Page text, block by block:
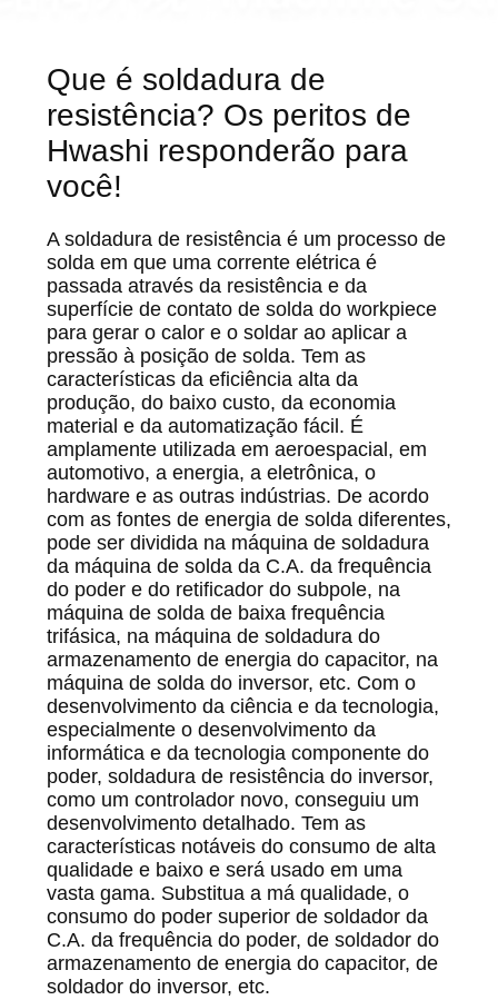
CASOS
BLOGUE
PEÇA
UMAS
CITAÇÕES
MAPA
DO
SITE
POLÍTICA
PRIVACIDADE
Que é soldadura de
resistência? Os peritos de
Hwashi responderão para
você!
A soldadura de resistência é um processo de
solda em que uma corrente elétrica é
passada através da resistência e da
superfície de contato de solda do workpiece
para gerar o calor e o soldar ao aplicar a
pressão à posição de solda. Tem as
características da eficiência alta da
produção, do baixo custo, da economia
material e da automatização fácil. É
amplamente utilizada em aeroespacial, em
automotivo, a energia, a eletrônica, o
hardware e as outras indústrias. De acordo
com as fontes de energia de solda diferentes,
pode ser dividida na máquina de soldadura
da máquina de solda da C.A. da frequência
do poder e do retificador do subpole, na
máquina de solda de baixa frequência
trifásica, na máquina de soldadura do
armazenamento de energia do capacitor, na
máquina de solda do inversor, etc. Com o
desenvolvimento da ciência e da tecnologia,
especialmente o desenvolvimento da
informática e da tecnologia componente do
poder, soldadura de resistência do inversor,
como um controlador novo, conseguiu um
desenvolvimento detalhado. Tem as
características notáveis do consumo de alta
qualidade e baixo e será usado em uma
vasta gama. Substitua a má qualidade, o
consumo do poder superior de soldador da
C.A. da frequência do poder, de soldador do
armazenamento de energia do capacitor, de
soldador do inversor, etc.